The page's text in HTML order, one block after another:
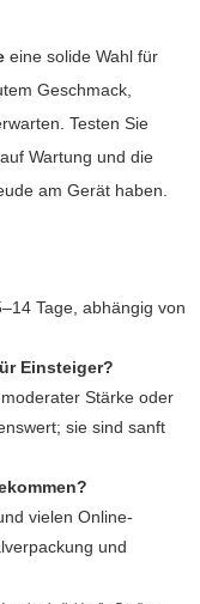
eine solide Wahl für
Geschmack,
Testen Sie
Wartung und die
am Gerät haben.
Tage, abhängig von
Einsteiger?
Stärke oder
sie sind sanft
vielen Online-
und